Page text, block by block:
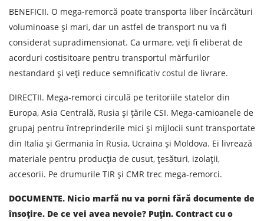
BENEFICII. O mega-remorcă poate transporta liber încărcături
voluminoase și mari, dar un astfel de transport nu va fi
considerat supradimensionat. Ca urmare, veți fi eliberat de
acorduri costisitoare pentru transportul mărfurilor
nestandard și veți reduce semnificativ costul de livrare.
DIRECTII. Mega-remorci circulă pe teritoriile statelor din
Europa, Asia Centrală, Rusia și țările CSI. Mega-camioanele de
grupaj pentru întreprinderile mici și mijlocii sunt transportate
din Italia și Germania în Rusia, Ucraina și Moldova. Ei livrează
materiale pentru producția de cusut, țesături, izolații,
accesorii. Pe drumurile TIR și CMR trec mega-remorci.
DOCUMENTE. Nicio marfă nu va porni fără documente de
însoțire. De ce vei avea nevoie? Puțin. Contract cu o